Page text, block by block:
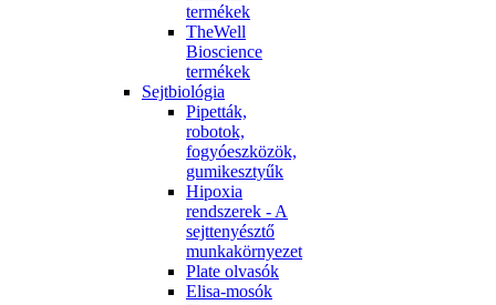
termékek
TheWell
Bioscience
termékek
Sejtbiológia
Pipetták,
robotok,
fogyóeszközök,
gumikesztyűk
Hipoxia
rendszerek - A
sejttenyésztő
munkakörnyezet
Plate olvasók
Elisa-mosók